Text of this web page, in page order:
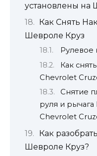
установлены на
Как Снять
Шевроле Круз
Рулевое
Как
Chevrolet
Снятие
руля и
Chevrolet
Как
Шевроле Круз?